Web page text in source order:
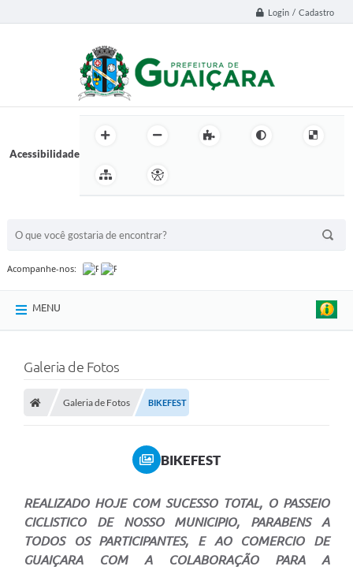
Login / Cadastro
Acessibilidade
Acompanhe-nos:
MENU
Galeria de Fotos
Galeria de Fotos BIKEFEST
BIKEFEST
REALIZADO HOJE COM SUCESSO TOTAL, O PASSEIO
CICLISTICO DE NOSSO MUNICIPIO, PARABENS A
TODOS OS PARTICIPANTES, E AO COMERCIO DE
GUAIÇARA COM A COLABORAÇÃO PARA A